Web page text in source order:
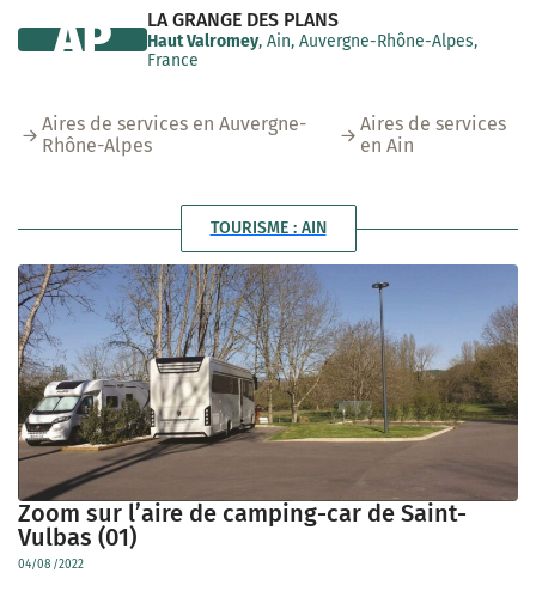
LA GRANGE DES PLANS
Haut Valromey, Ain, Auvergne-Rhône-Alpes,
France
AP
Aires de services en Auvergne-
Rhône-Alpes
Aires de services
en Ain
TOURISME : AIN
Zoom sur l’aire de camping-car de Saint-
Vulbas (01)
04/08/2022